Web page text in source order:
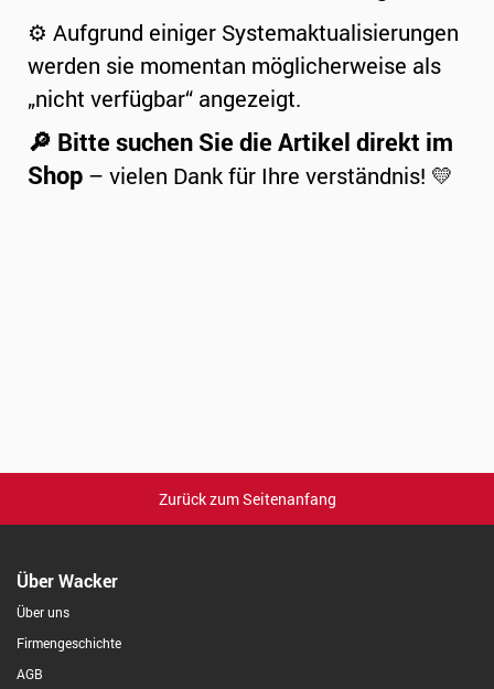
⚙️ Aufgrund einiger Systemaktualisierungen
werden sie momentan möglicherweise als
„nicht verfügbar“ angezeigt.
🔎 Bitte suchen Sie die Artikel direkt im
Shop – vielen Dank für Ihre verständnis! 💛
Zurück zum Seitenanfang
Über Wacker
Über uns
Firmengeschichte
AGB